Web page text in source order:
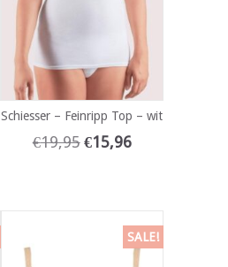
Schiesser – Feinripp Top – wit
€19,95 €15,96
SALE!